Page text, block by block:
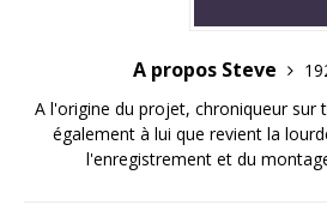
A propos Steve
A l'origine du projet, chroniqueur sur
également à lui que revient la
l'enregistrement et du